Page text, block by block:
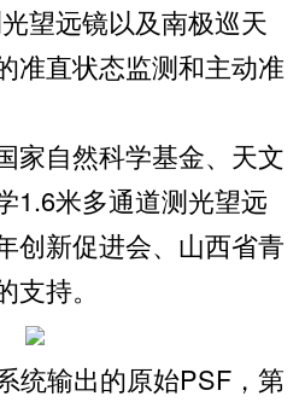
望远镜以及南极巡天
准直状态监测和主动准
自然科学基金、天文
1.6米多通道测光望远
创新促进会、山西省青
持。
统输出的原始PSF，第